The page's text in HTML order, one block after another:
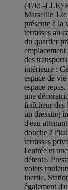
(4705-LLE)
Marseille
présente à la
terrasses au
du quartier
des
intérieure :
espace de
espace
une
fraîcheur des
un dressing
d'eau
douche à
terrasses
l'entrée et
détente.
volets
inertie.
également